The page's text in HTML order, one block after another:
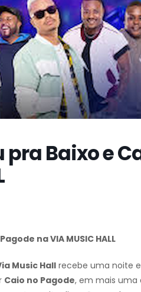
Baixo e
na VIA MUSIC HALL
Music Hallrecebe uma noite
Caio no Pagode, em mais uma